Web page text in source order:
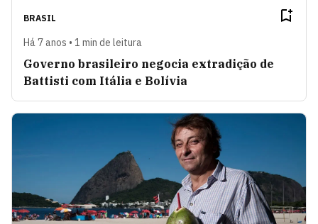
BRASIL
Há 7 anos • 1 min de leitura
Governo brasileiro negocia extradição de
Battisti com Itália e Bolívia